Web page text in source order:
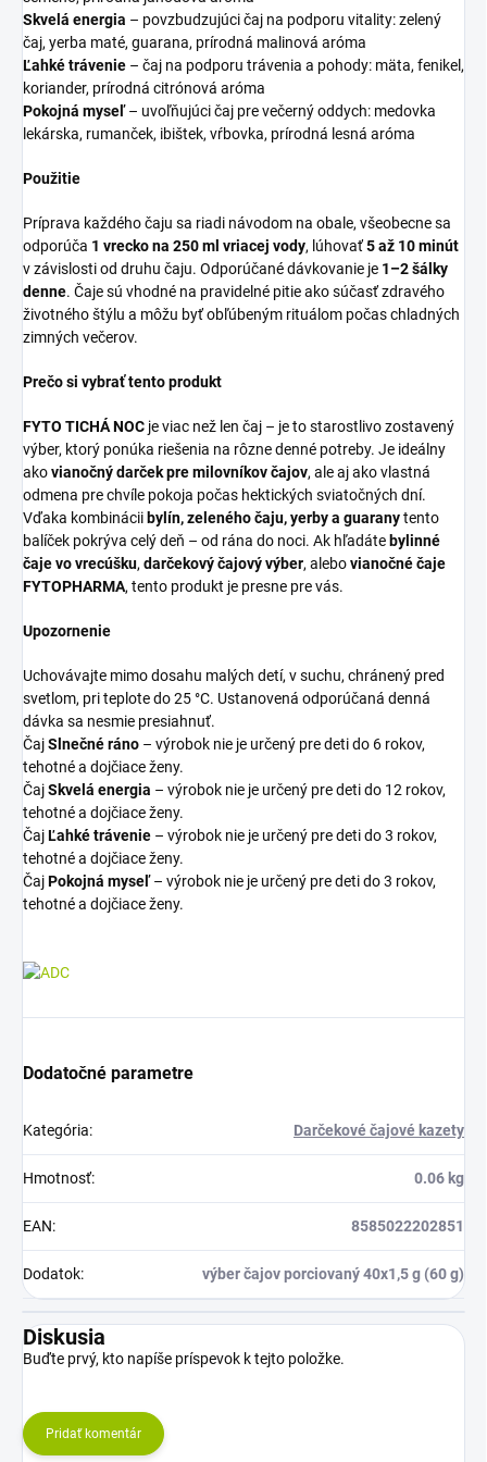
Skvelá energia – povzbudzujúci čaj na podporu vitality: zelený
čaj, yerba maté, guarana, prírodná malinová aróma
Ľahké trávenie – čaj na podporu trávenia a pohody: mäta, fenikel,
koriander, prírodná citrónová aróma
Pokojná myseľ– uvoľňujúci čaj pre večerný oddych: medovka
lekárska, rumanček, ibištek, vŕbovka, prírodná lesná aróma
Použitie
Príprava každého čaju sa riadi návodom na obale, všeobecne sa
odporúča 1 vrecko na 250 ml vriacej vody, lúhovať5 až 10 minút
v závislosti od druhu čaju. Odporúčané dávkovanie je 1–2 šálky
denne. Čaje sú vhodné na pravidelné pitie ako súčasť zdravého
životného štýlu a môžu byť obľúbeným rituálom počas chladných
zimných večerov.
Prečo si vybrať tento produkt
FYTO TICHÁ NOC je viac než len čaj – je to starostlivo zostavený
výber, ktorý ponúka riešenia na rôzne denné potreby. Je ideálny
akovianočný darček pre milovníkov čajov, ale aj ako vlastná
odmena pre chvíle pokoja počas hektických sviatočných dní.
Vďaka kombinácii bylín, zeleného čaju, yerby a guaranytento
balíček pokrýva celý deň – od rána do noci. Ak hľadáte bylinné
čaje vo vrecúšku, darčekový čajový výber, alebovianočné čaje
FYTOPHARMA, tento produkt je presne pre vás.
Upozornenie
Uchovávajte mimo dosahu malých detí, v suchu, chránený pred
svetlom, pri teplote do 25 °C. Ustanovená odporúčaná denná
dávka sa nesmie presiahnuť.
ČajSlnečné ráno – výrobok nie je určený pre deti do 6 rokov,
tehotné a dojčiace ženy.
ČajSkvelá energia – výrobok nie je určený pre deti do 12 rokov,
tehotné a dojčiace ženy.
ČajĽahké trávenie – výrobok nie je určený pre deti do 3 rokov,
tehotné a dojčiace ženy.
ČajPokojná myseľ– výrobok nie je určený pre deti do 3 rokov,
tehotné a dojčiace ženy.
Dodatočné parametre
Kategória: Darčekové čajové kazety
Hmotnosť: 0.06 kg
EAN: 8585022202851
Dodatok: výber čajov porciovaný 40x1,5 g (60 g)
Diskusia
Buďte prvý, kto napíše príspevok k tejto položke.
Pridať komentár